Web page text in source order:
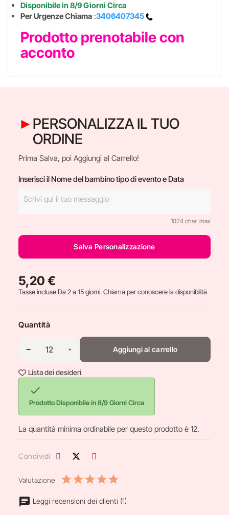
Disponibile in 8/9 Giorni Circa
Per Urgenze Chiama :3406407345
Prodotto prenotabile con
acconto
PERSONALIZZA IL TUO
ORDINE
Prima Salva, poi Aggiungi al Carrello!
Inserisci il Nome del bambino tipo di evento e Data
1024 char. max
Salva Personalizzazione
5,20 €
Tasse incluseDa 2 a 15 giorni. Chiama per conoscere la disponibilità
Quantità
Aggiungi al carrello
Lista dei desideri

Prodotto Disponibile in 8/9 Giorni Circa
La quantità minima ordinabile per questo prodotto è 12.
Condividi
Valutazione
Leggi recensioni dei clienti (1)